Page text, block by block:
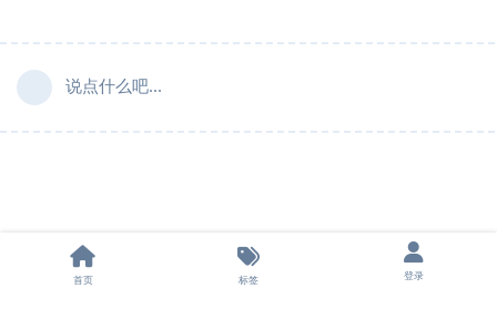
说点什么吧...
首页 标签 登录